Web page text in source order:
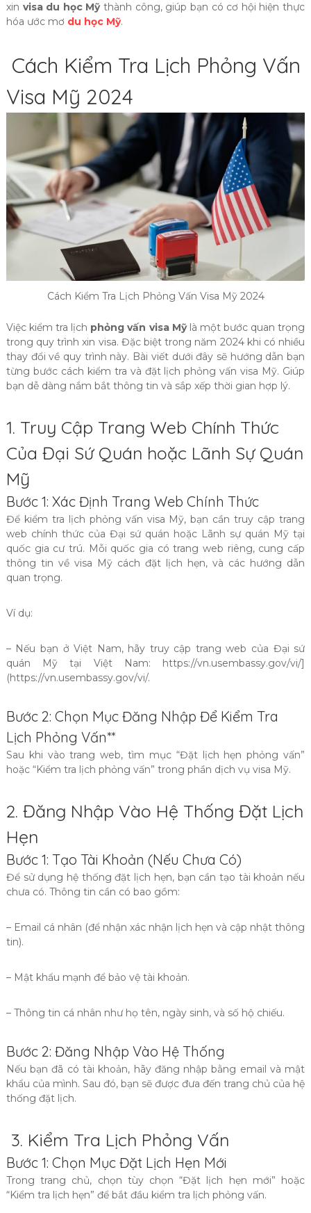
xin visa du học Mỹthành công, giúp bạn có cơ hội hiện thực
hóa ước mơ du học Mỹ.
Cách Kiểm Tra Lịch Phỏng Vấn
Visa Mỹ 2024
Cách Kiểm Tra Lịch Phỏng Vấn Visa Mỹ 2024
Việc kiểm tra lịch phỏng vấn visa Mỹlà một bước quan trọng
trong quy trình xin visa. Đặc biệt trong năm 2024 khi có nhiều
thay đổi về quy trình này. Bài viết dưới đây sẽ hướng dẫn bạn
từng bước cách kiểm tra và đặt lịch phỏng vấn visa Mỹ. Giúp
bạn dễ dàng nắm bắt thông tin và sắp xếp thời gian hợp lý.
1. Truy Cập Trang Web Chính Thức
Của Đại Sứ Quán hoặc Lãnh Sự Quán
Mỹ
Bước 1: Xác Định Trang Web Chính Thức
Để kiểm tra lịch phỏng vấn visa Mỹ, bạn cần truy cập trang
web chính thức của Đại sứ quán hoặc Lãnh sự quán Mỹ tại
quốc gia cư trú. Mỗi quốc gia có trang web riêng, cung cấp
thông tin về visa Mỹ cách đặt lịch hẹn, và các hướng dẫn
quan trọng.
Ví dụ:
– Nếu bạn ở Việt Nam, hãy truy cập trang web của Đại sứ
quán Mỹ tại Việt Nam: https://vn.usembassy.gov/vi/]
(https://vn.usembassy.gov/vi/.
Bước 2: Chọn Mục Đăng Nhập Để Kiểm Tra
Lịch Phỏng Vấn**
Sau khi vào trang web, tìm mục “Đặt lịch hẹn phỏng vấn”
hoặc “Kiểm tra lịch phỏng vấn” trong phần dịch vụ visa Mỹ.
2. Đăng Nhập Vào Hệ Thống Đặt Lịch
Hẹn
Bước 1: Tạo Tài Khoản (Nếu Chưa Có)
Để sử dụng hệ thống đặt lịch hẹn, bạn cần tạo tài khoản nếu
chưa có. Thông tin cần có bao gồm:
– Email cá nhân (để nhận xác nhận lịch hẹn và cập nhật thông
tin).
– Mật khẩu mạnh để bảo vệ tài khoản.
– Thông tin cá nhân như họ tên, ngày sinh, và số hộ chiếu.
Bước 2: Đăng Nhập Vào Hệ Thống
Nếu bạn đã có tài khoản, hãy đăng nhập bằng email và mật
khẩu của mình. Sau đó, bạn sẽ được đưa đến trang chủ của hệ
thống đặt lịch.
3. Kiểm Tra Lịch Phỏng Vấn
Bước 1: Chọn Mục Đặt Lịch Hẹn Mới
Trong trang chủ, chọn tùy chọn “Đặt lịch hẹn mới” hoặc
“Kiểm tra lịch hẹn” để bắt đầu kiểm tra lịch phỏng vấn.